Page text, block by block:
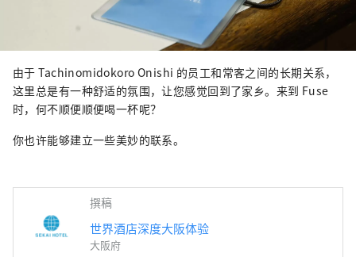
由于 Tachinomidokoro Onishi 的员工和常客之间的长期关系，
这里总是有一种舒适的氛围，让您感觉回到了家乡。来到 Fuse
时，何不顺便顺便喝一杯呢？
你也许能够建立一些美妙的联系。
撰稿
世界酒店深度大阪体验
大阪府